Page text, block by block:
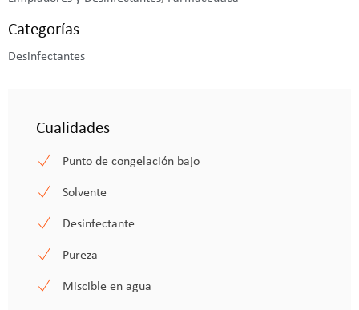
Categorías
Desinfectantes
Cualidades
Punto de congelación bajo
Solvente
Desinfectante
Pureza
Miscible en agua